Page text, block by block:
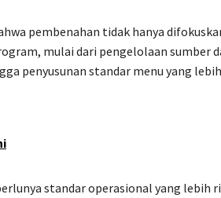
pembenahan tidak hanya
mulai dari pengelolaan sumber
penyusunan standar menu yang lebih
standar operasional yang lebih